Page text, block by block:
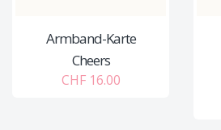
Armband-Karte
Cheers
CHF 16.00